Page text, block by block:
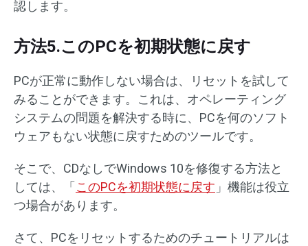
認します。
方法5.このPCを初期状態に戻す
PCが正常に動作しない場合は、リセットを試して
みることができます。これは、オペレーティング
システムの問題を解決する時に、PCを何のソフト
ウェアもない状態に戻すためのツールです。
そこで、CDなしでWindows 10を修復する方法と
しては、「 このPCを初期状態に戻す 」機能は役立
つ場合があります。
さて、PCをリセットするためのチュートリアルは